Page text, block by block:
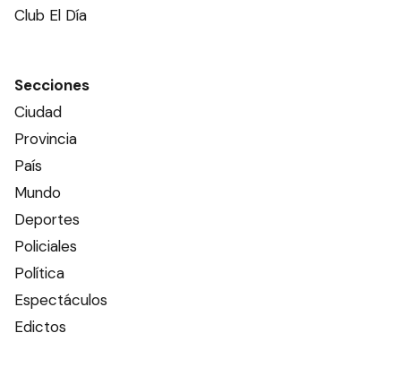
Club El Día
Secciones
Ciudad
Provincia
País
Mundo
Deportes
Policiales
Política
Espectáculos
Edictos